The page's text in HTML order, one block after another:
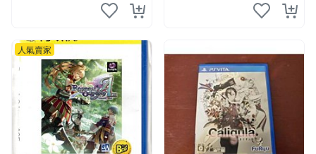
人氣賣家